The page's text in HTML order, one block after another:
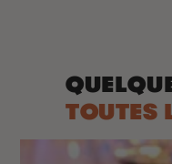
TOUTES